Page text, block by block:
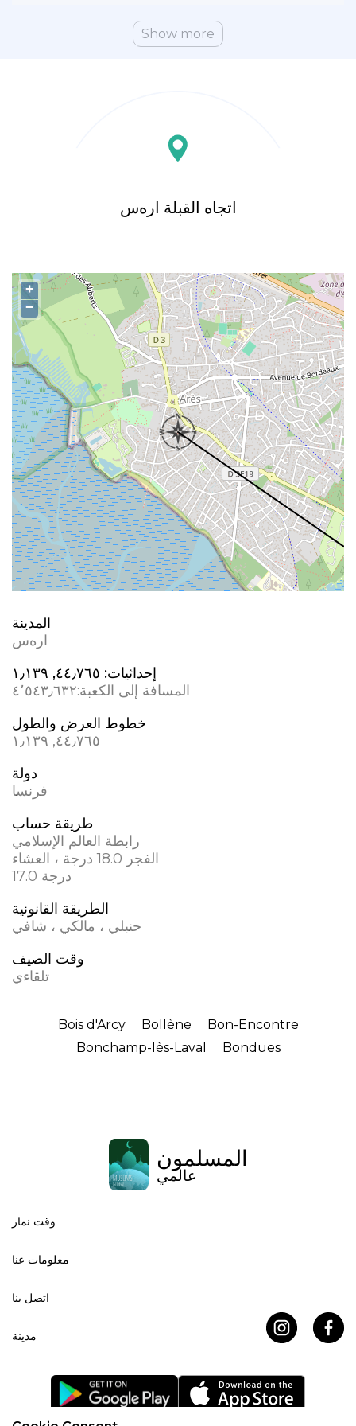
Show more
اتجاه القبلة ارەس
+
−
المدينة
ارەس
إحداثيات: ٤٤٫٧٦٥, ؜١٫١٣٩
المسافة إلى الكعبة:٤٬٥٤٣٫٦٣٢
خطوط العرض والطول
٤٤٫٧٦٥, ؜١٫١٣٩
دولة
فرنسا
طريقة حساب
رابطة العالم الإسلامي
الفجر 18.0 درجة ، العشاء
17.0 درجة
الطريقة القانونية
حنبلي ، مالكي ، شافي
وقت الصيف
تلقاءي
Bois d'Arcy Bollène
Bon-Encontre
Bonchamp-lès-Laval
Bondues
المسلمون
عالمي
وقت نماز
معلومات عنا
اتصل بنا
مدينة